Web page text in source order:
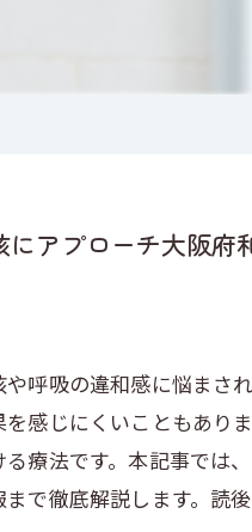
にアプローチ大阪府
呼吸の違和感に悩まさ
を感じにくいこともあり
療法です。本記事では
まで徹底解説します。読